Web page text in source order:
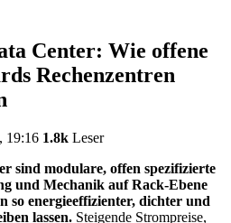
Center: Wie offene
Rechenzentren
19:16 1.8k Leser
sind modulare, offen spezifizierte
und Mechanik auf Rack-Ebene
so energieeffizienter, dichter und
lassen. Steigende Strompreise,